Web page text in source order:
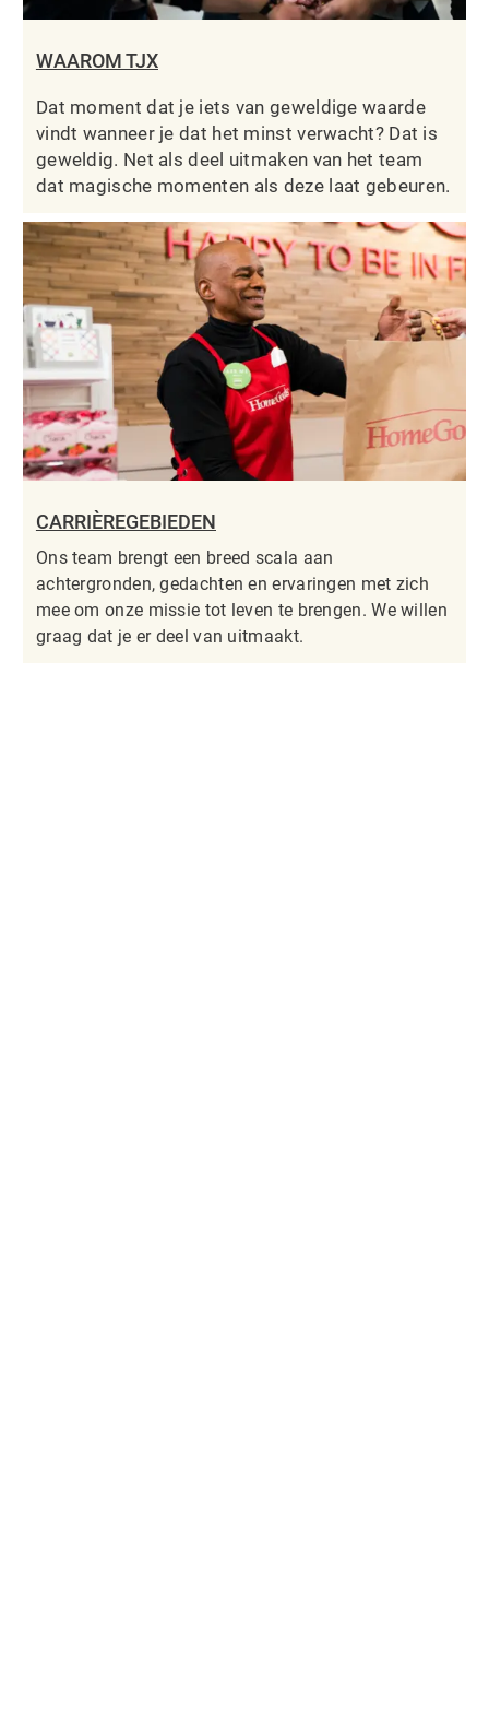
WAAROM TJX
Dat moment dat je iets van geweldige waarde
vindt wanneer je dat het minst verwacht? Dat is
geweldig. Net als deel uitmaken van het team
dat magische momenten als deze laat gebeuren.
CARRIÈREGEBIEDEN
Ons team brengt een breed scala aan
achtergronden, gedachten en ervaringen met zich
mee om onze missie tot leven te brengen. We willen
graag dat je er deel van uitmaakt.